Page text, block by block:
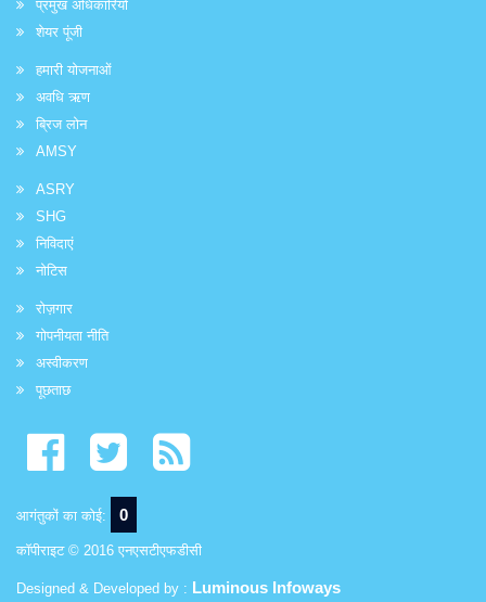
प्रमुख अधिकारियों
शेयर पूंजी
हमारी योजनाओं
अवधि ऋण
ब्रिज लोन
AMSY
ASRY
SHG
निविदाएं
नोटिस
रोज़गार
गोपनीयता नीति
अस्वीकरण
पूछताछ
आगंतुकों का कोई: 0
कॉपीराइट © 2016 एनएसटीएफडीसी
Designed & Developed by : Luminous Infoways